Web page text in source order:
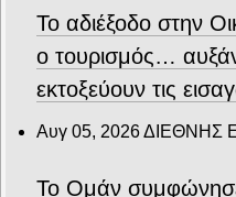
Το αδιέξοδο στην
ο τουρισμός…
εκτοξεύουν τις
Αυγ 05, 2026ΔΙΕΘΝΗΣ
Το Ομάν συμφώνησε